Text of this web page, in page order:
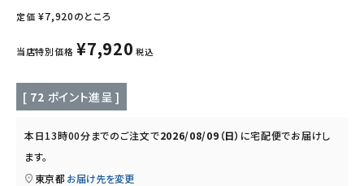
キッチン用品
ブランド
定価 ¥7,920のところ
当店特別価格 ¥7,920 税込
[ 72 ポイント進呈 ]
本日13時00分までのご注文で2026/08/09（日） に宅配便でお届けし
ます。
東京都 お届け先を変更